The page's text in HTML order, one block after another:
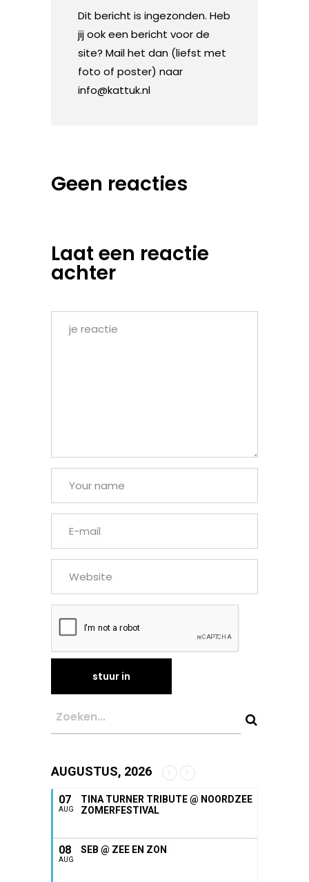
Dit bericht is ingezonden. Heb
jij ook een bericht voor de
site? Mail het dan (liefst met
foto of poster) naar
info@kattuk.nl
Geen reacties
Laat een reactie
achter
AUGUSTUS, 2026
07
AUG
TINA TURNER TRIBUTE @ NOORDZEE
ZOMERFESTIVAL
08
AUG
SEB @ ZEE EN ZON